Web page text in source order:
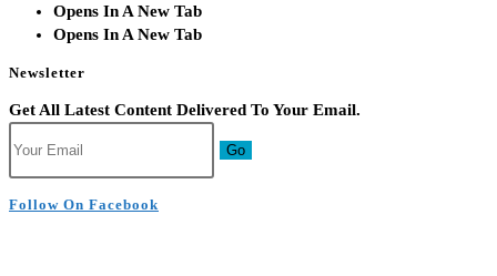
Opens In A New Tab
Opens In A New Tab
Newsletter
Get All Latest Content Delivered To Your Email.
Go
Follow On Facebook